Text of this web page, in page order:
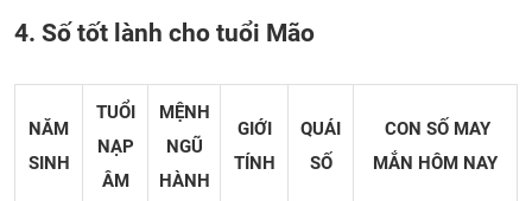
4. Số tốt lành cho tuổi Mão
NĂM
SINH
TUỔI
NẠP
ÂM
MỆNH
NGŨ
HÀNH
GIỚI
TÍNH
QUÁI
SỐ
CON SỐ MAY
MẮN HÔM NAY